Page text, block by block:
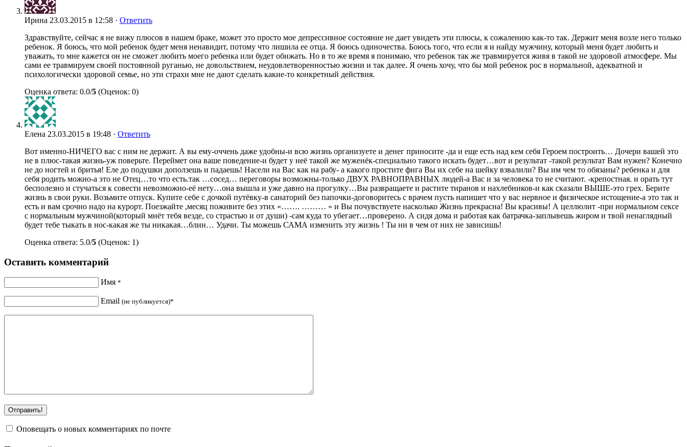
Ирина 23.03.2015 в 12:58 · Ответить
Здравствуйте, сейчас я не вижу плюсов в нашем браке, может это просто мое депрессивное состояние не дает увидеть эти плюсы, к сожалению как-то так. Держит меня возле него только
ребенок. Я боюсь, что мой ребенок будет меня ненавидит, потому что лишила ее отца. Я боюсь одиночества. Боюсь того, что если я и найду мужчину, который меня будет любить и
уважать, то мне кажется он не сможет любить моего ребенка или будет обижать. Но в то же время я понимаю, что ребенок так же травмируется живя в такой не здоровой атмосфере. Мы
сами ее травмируем своей постоянной руганью, не довольствием, неудовлетворенностью жизни и так далее. Я очень хочу, что бы мой ребенок рос в нормальной, адекватной и
психологически здоровой семье, но эти страхи мне не дают сделать какие-то конкретный действия.
Оценка ответа: 0.0/5 (Оценок: 0)
Елена 23.03.2015 в 19:48 · Ответить
Вот именно-НИЧЕГО вас с ним не держит. А вы ему-оччень даже удобны-и всю жизнь организуете и денег приносите -да и еще есть над кем себя Героем построить… Дочери вашей это
не в плюс-такая жизнь-уж поверьте. Переймет она ваше поведение-и будет у неё такой же муженёк-специально такого искать будет…вот и результат -такой результат Вам нужен? Конечно
не до ногтей и бритья! Еле до подушки доползешь и падаешь! Насели на Вас как на рабу- а какого простите фига Вы их себе на шейку взвалили? Вы им чем то обязаны? ребенка и для
себя родить можно-а это не Отец…то что есть.так …сосед… переговоры возможны-только ДВУХ РАВНОПРАВНЫХ людей-а Вас и за человека то не считают. -крепостная. и орать тут
бесполезно и стучаться к совести невозможно-её нету…она вышла и уже давно на прогулку…Вы развращаете и растите тиранов и нахлебников-и как сказали ВЫШЕ-это грех. Берите
жизнь в свои руки. Возьмите отпуск. Купите себе с дочкой путёвку-в санаторий без папочки-договоритесь с врачем пусть напишет что у вас нервное и физическое истощение-а это так и
есть и вам срочно надо на курорт. Поезжайте ,месяц поживите без этих «……. ……… » и Вы почувствуете насколько Жизнь прекрасна! Вы красивы! А целлюлит -при нормальном сексе
с нормальным мужчиной(который мнёт тебя везде, со страстью и от души) -сам куда то убегает…проверено. А сидя дома и работая как батрачка-заплывешь жиром и твой ненаглядный
будет тебе тыкать в нос-какая же ты никакая…блин… Удачи. Ты можешь САМА изменить эту жизнь ! Ты ни в чем от них не зависишь!
Оценка ответа: 5.0/5 (Оценок: 1)
Оставить комментарий
Имя *
Email (не публикуется)*
Оповещать о новых комментариях по почте